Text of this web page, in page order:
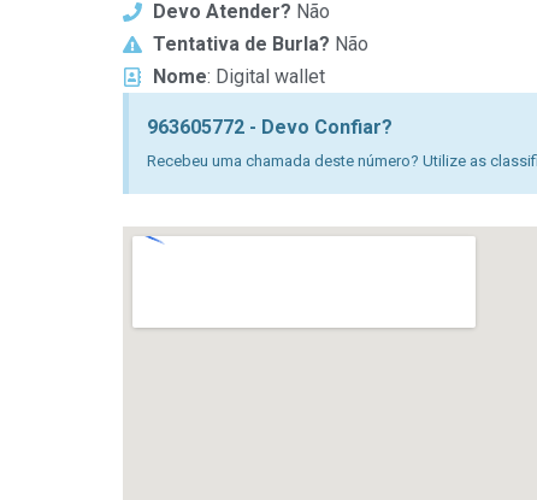
Devo Atender? Não
Tentativa de Burla? Não
Nome: Digital wallet
963605772 - Devo Confiar?
Recebeu uma chamada deste número? Utilize as